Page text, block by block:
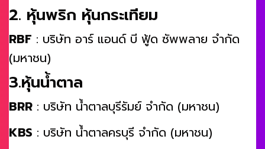
2. หุ้นพริก หุ้นกระเทียม
RBF : บริษัท อาร์ แอนด์ บี ฟู้ด ซัพพลาย จำกัด
(มหาชน)
3.หุ้นน้ำตาล
BRR : บริษัท น้ำตาลบุรีรัมย์ จำกัด (มหาชน)
KBS : บริษัท น้ำตาลครบุรี จำกัด (มหาชน)